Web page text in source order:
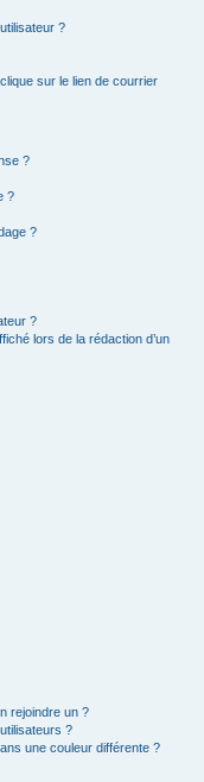
?
sur le lien de courrier
?
?
?
?
lors de la rédaction d’un
rejoindre un ?
?
une couleur différente ?